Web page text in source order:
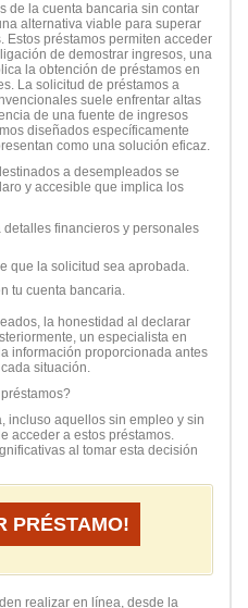
de la cuenta bancaria sin contar
alternativa viable para superar
préstamos permiten acceder
de demostrar ingresos, una
la obtención de préstamos en
La solicitud de préstamos a
suele enfrentar altas
de una fuente de ingresos
diseñados específicamente
como una solución eficaz.
a desempleados se
y accesible que implica los
financieros y personales
que la solicitud sea aprobada.
tu cuenta bancaria.
la honestidad al declarar
un especialista en
información proporcionada antes
situación.
incluso aquellos sin empleo y sin
acceder a estos préstamos.
al tomar esta decisión
PRÉSTAMO!
realizar en línea, desde la